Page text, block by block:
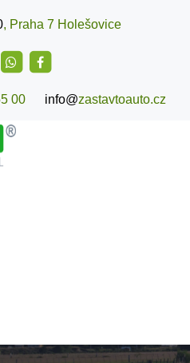
, Praha 7 Holešovice
info@zastavtoauto.cz
00